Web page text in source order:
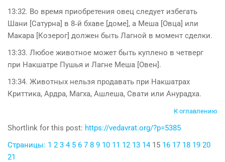
13:32. Во время приобретения овец следует избегать
Шани [Сатурна] в 8‑й бхаве [доме], а Меша [Овца] или
Макара [Козерог] должен быть Лагной в момент сделки.
13:33. Любое животное может быть куплено в четверг
при Накшатре Пушья и Лагне Меша [Овен].
13:34. Животных нельзя продавать при Накшатрах
Криттика, Ардра, Магха, Ашлеша, Свати или Анурадха.
К оглавлению
Shortlink for this post: https://vedavrat.org/?p=5385
Страницы: 1 2 3 4 5 6 7 8 9 10 11 12 13 14 15 16 17 18 19 20
21